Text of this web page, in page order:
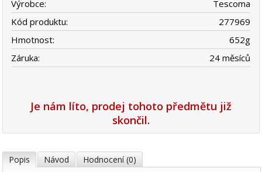
Výrobce:
Tescoma
Kód produktu:
277969
Hmotnost:
652g
Záruka:
24 měsíců
Je nám líto, prodej tohoto předmětu již
skončil.
Popis Návod Hodnocení (0)